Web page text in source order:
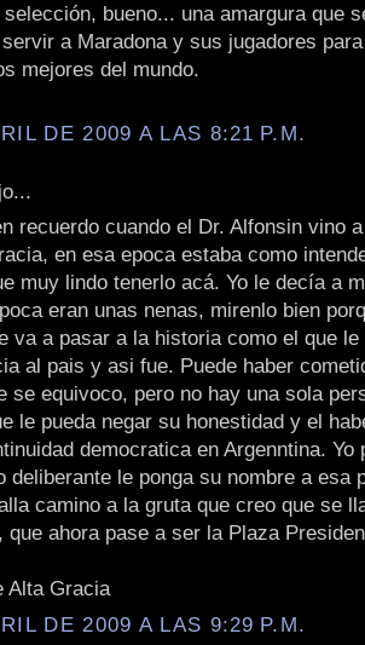
bueno... una amargura que
a Maradona y sus jugadores
mejores del mundo.
DE 2009 A LAS 8:21 P.M.
recuerdo cuando el Dr. Alfonsin vino
en esa epoca estaba como
muy lindo tenerlo acá. Yo le decía a
eran unas nenas, mirenlo bien
va a pasar a la historia como el que
al pais y asi fue. Puede haber
se equivoco, pero no hay una sola
le pueda negar su honestidad y el
democratica en Argenntina. Yo
deliberante le ponga su nombre a esa
camino a la gruta que creo que se
que ahora pase a ser la Plaza
Alta Gracia
DE 2009 A LAS 9:29 P.M.